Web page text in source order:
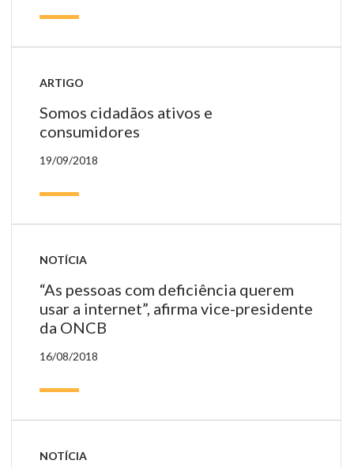
ARTIGO
Somos cidadãos ativos e
consumidores
19/09/2018
NOTÍCIA
“As pessoas com deficiência querem
usar a internet”, afirma vice-presidente
da ONCB
16/08/2018
NOTÍCIA